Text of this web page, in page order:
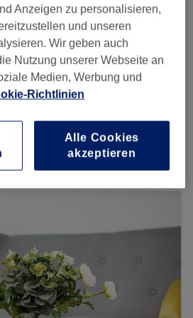
- Aquafacial + Dekollete
- Aquafacial &
10:00–20:00
10:00
13:00
Anzeigen zu personalisieren,
und unseren
Wir geben auch
Nutzung unserer Webseite an
Medien, Werbung und
Richtlinien
Alle Cookies
akzeptieren